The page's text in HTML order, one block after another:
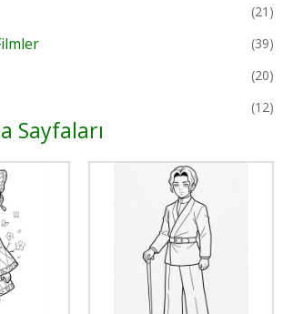
(21)
(39)
(20)
(12)
Sayfaları